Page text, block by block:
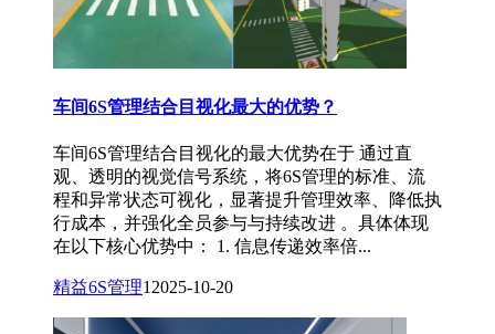
车间6S管理结合目视化最大的优势？
车间6S管理结合目视化的最大优势在于 通过直
观、透明的视觉信号系统，将6S管理的标准、流
程和异常状态可视化，显著提升管理效率、降低执
行成本，并强化全员参与与持续改进 。具体体现
在以下核心优势中： 1. 信息传递效率倍...
精益6S管理12025-10-20